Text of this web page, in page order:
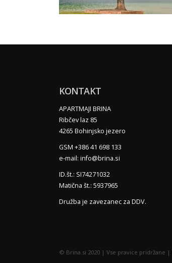
KONTAKT
APARTMAJI BRINA
Ribčev laz 85
4265 Bohinjsko jezero
GSM +386 41 698 133
e-mail: info@brina.si
ID.št.: SI74271032
Matična št.: 5937965
Družba je zavezanec za DDV.
© Brina.si 2020 | Vse pravice pridržane |